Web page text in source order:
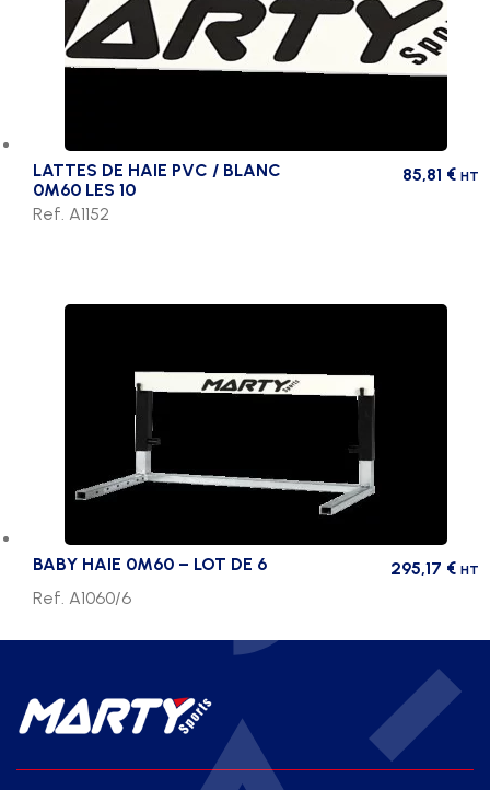
LATTES DE HAIE PVC / BLANC
0M60 LES 10
85,81 € HT
Ref. A1152
BABY HAIE 0M60 – LOT DE 6 295,17 € HT
Ref. A1060/6